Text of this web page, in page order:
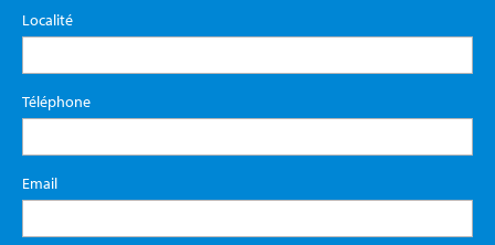
Localité
Téléphone
Email